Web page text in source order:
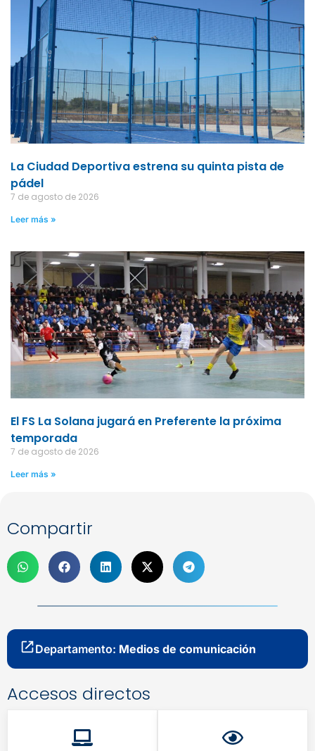
La Ciudad Deportiva estrena su quinta pista de
pádel
7 de agosto de 2026
Leer más »
El FS La Solana jugará en Preferente la próxima
temporada
7 de agosto de 2026
Leer más »
Compartir
Departamento: Medios de comunicación
Accesos directos